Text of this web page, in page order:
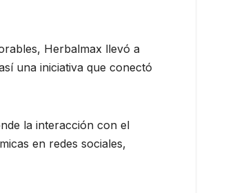
Herbalmax llevó a
una iniciativa que conectó
la interacción con el
en redes sociales,